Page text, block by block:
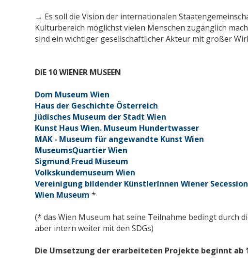
→ Es soll die Vision der internationalen
Kulturbereich möglichst vielen Menschen zugänglich
sind ein wichtiger gesellschaftlicher Akteur mit großer
DIE 10 WIENER MUSEEN
Dom Museum Wien
Haus der Geschichte Österreich
Jüdisches Museum der Stadt Wien
Kunst Haus Wien. Museum Hundertwasser
MAK - Museum für angewandte Kunst Wien
MuseumsQuartier Wien
Sigmund Freud Museum
Volkskundemuseum Wien
Vereinigung bildender KünstlerInnen Wiener Secession
Wien Museum *
(* das Wien Museum hat seine Teilnahme bedingt durch
aber intern weiter mit den SDGs)
Die Umsetzung der erarbeiteten Projekte beginnt ab